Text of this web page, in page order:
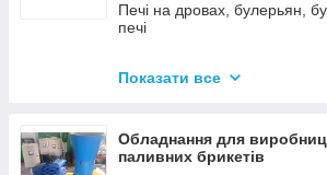
Печі на дровах, булерьян,
печі
Котли електричні
Показати все
Обладнання для
паливних брикетів